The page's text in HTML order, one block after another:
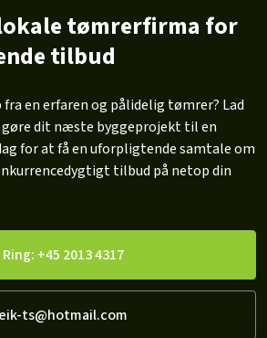
tømrerfirma for
tilbud
en erfaren og pålidelig tømrer? Lad
dit næste byggeprojekt til en
for at få en uforpligtende samtale om
tilbud på netop din
Ring: +45 2013 4317
eik-ts@hotmail.com